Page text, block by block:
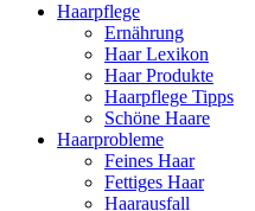
Haarpflege
Ernährung
Haar Lexikon
Haar Produkte
Haarpflege Tipps
Schöne Haare
Haarprobleme
Feines Haar
Fettiges Haar
Haarausfall